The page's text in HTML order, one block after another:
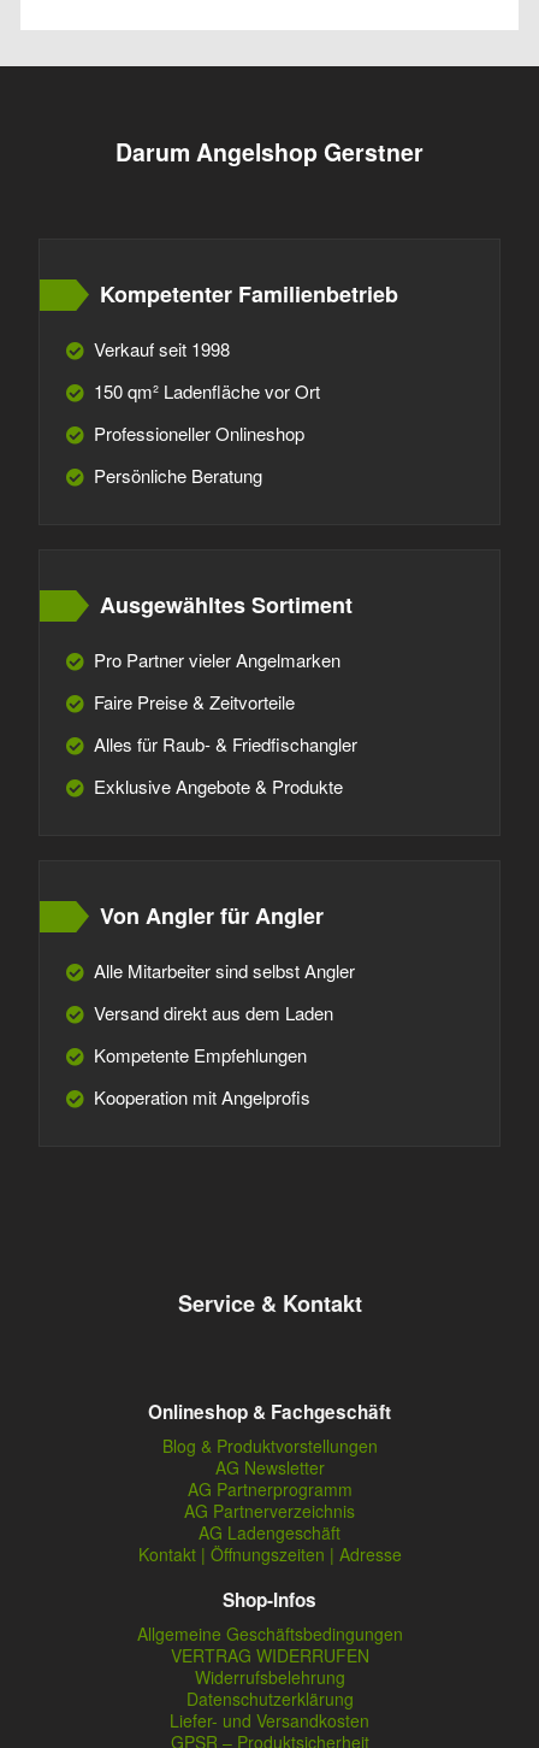
Darum Angelshop Gerstner
Kompetenter Familienbetrieb
Verkauf seit 1998
150 qm² Ladenfläche vor Ort
Professioneller Onlineshop
Persönliche Beratung
Ausgewähltes Sortiment
Pro Partner vieler Angelmarken
Faire Preise & Zeitvorteile
Alles für Raub- & Friedfischangler
Exklusive Angebote & Produkte
Von Angler für Angler
Alle Mitarbeiter sind selbst Angler
Versand direkt aus dem Laden
Kompetente Empfehlungen
Kooperation mit Angelprofis
Service & Kontakt
Onlineshop & Fachgeschäft
Blog & Produktvorstellungen
AG Newsletter
AG Partnerprogramm
AG Partnerverzeichnis
AG Ladengeschäft
Kontakt | Öffnungszeiten | Adresse
Shop-Infos
Allgemeine Geschäftsbedingungen
VERTRAG WIDERRUFEN
Widerrufsbelehrung
Datenschutzerklärung
Liefer- und Versandkosten
GPSR – Produktsicherheit